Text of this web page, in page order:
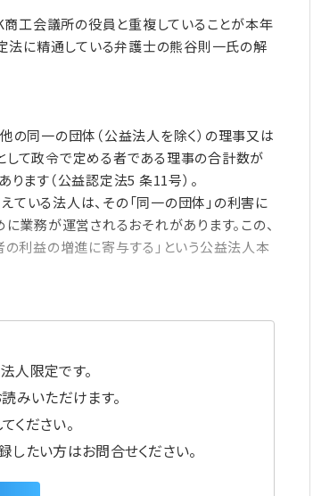
工会議所の役員と重複していることが本年
法に精通している弁護士の熊谷則一氏の解
の同一の団体（公益法人を除く）の理事又は
て政令で定める者である理事の合計数が
ます（公益認定法5 条11号）。
いる法人は、その「同一の団体」の利害に
業務が運営されるおそれがあります。この、
利益の増進に寄与する」という公益法人本
人限定です。
みいただけます。
ください。
したい方はお問合せください。